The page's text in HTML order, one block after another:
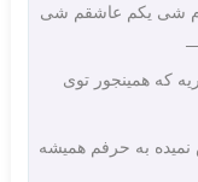
شی یکم عاشقم شی
که همینجور توی
به حرفم همیشه